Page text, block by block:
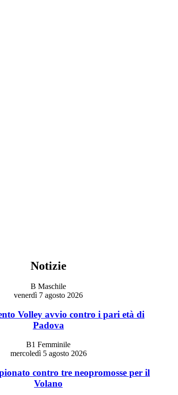
Notizie
B Maschile
venerdì 7 agosto 2026
Volley avvio contro i pari età di
Padova
B1 Femminile
mercoledì 5 agosto 2026
contro tre neopromosse per il
Volano